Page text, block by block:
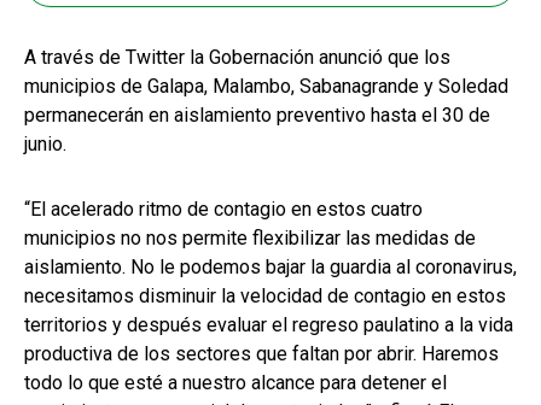
A través de Twitter la Gobernación anunció que los
municipios de Galapa, Malambo, Sabanagrande y Soledad
permanecerán en aislamiento preventivo hasta el 30 de
junio.
“El acelerado ritmo de contagio en estos cuatro
municipios no nos permite flexibilizar las medidas de
aislamiento. No le podemos bajar la guardia al coronavirus,
necesitamos disminuir la velocidad de contagio en estos
territorios y después evaluar el regreso paulatino a la vida
productiva de los sectores que faltan por abrir. Haremos
todo lo que esté a nuestro alcance para detener el